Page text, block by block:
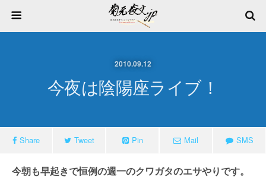
2010.09.12
今夜は陰陽座ライブ！
Share Tweet Pin Mail SMS
今朝も早起きで恒例の週一のクワガタのエサやりです。